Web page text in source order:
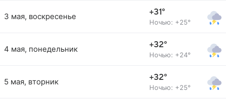
3 мая, воскресенье +31°
Ночью: +25°
4 мая, понедельник +32°
Ночью: +24°
5 мая, вторник +32°
Ночью: +25°